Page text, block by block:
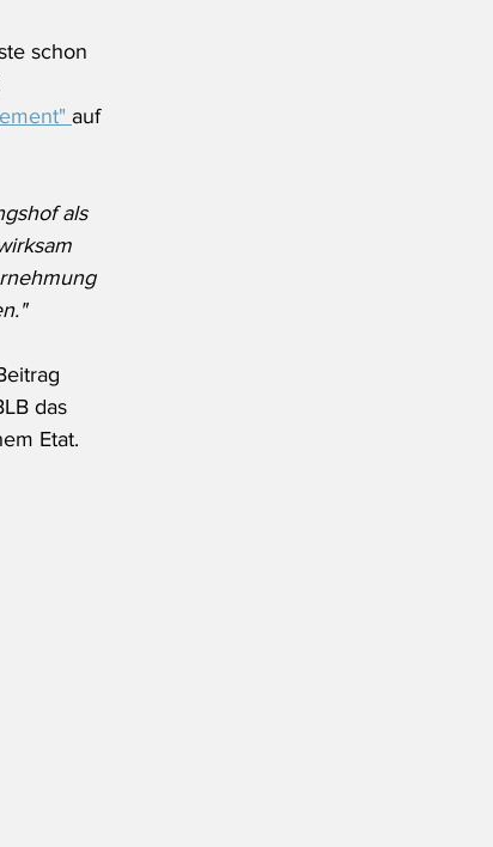
schon
auf
als
das
Etat.